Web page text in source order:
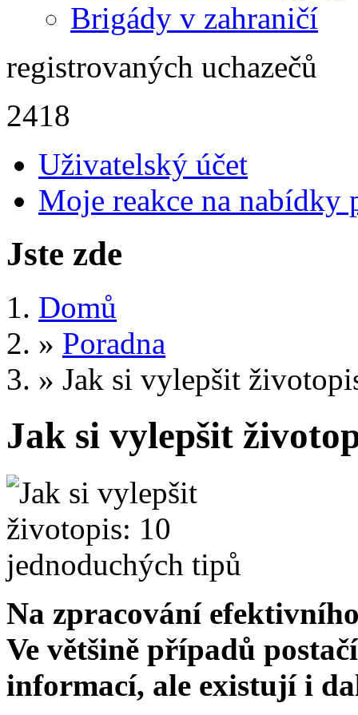
Brigády v zahraničí
registrovaných uchazečů
2418
Uživatelský účet
Moje reakce na nabídky
Jste zde
Domů
» Poradna
» Jak si vylepšit
Jak si vylepšit
Na zpracování
Ve většině případů
informací, ale existují i